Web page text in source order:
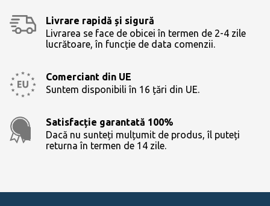
Livrare rapidă și sigură
Livrarea se face de obicei în termen de 2-4 zile
lucrătoare, în funcție de data comenzii.
Comerciant din UE
Suntem disponibili în 16 țări din UE.
Satisfacție garantată 100%
Dacă nu sunteți mulțumit de produs, îl puteți
returna în termen de 14 zile.